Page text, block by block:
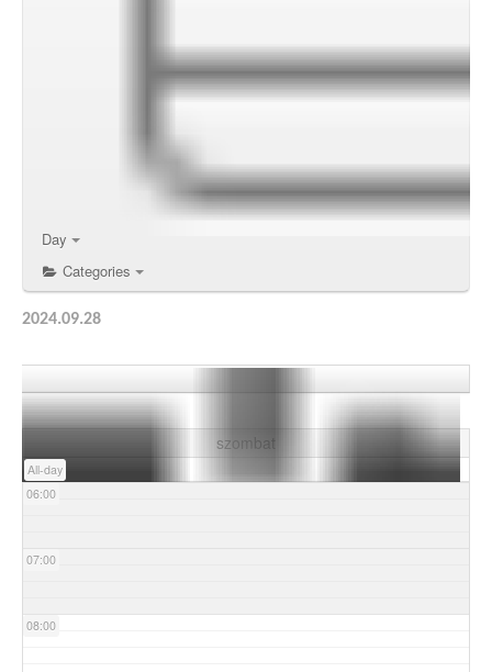
Day
Categories
2024.09.28
szombat
All-day
02:00
03:00
04:00
05:00
06:00
07:00
08:00